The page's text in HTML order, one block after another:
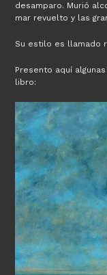
desamparo. Murió
mar revuelto y las
Su estilo es llamado
Presento aquí
libro: